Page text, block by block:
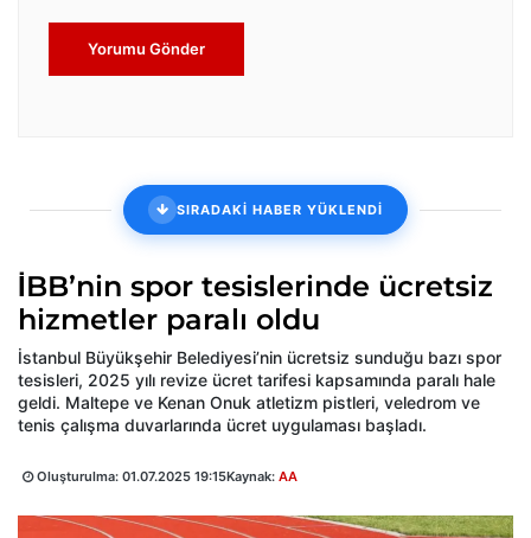
Yorumu Gönder
SIRADAKİ HABER YÜKLENDİ
İBB’nin spor tesislerinde ücretsiz
hizmetler paralı oldu
İstanbul Büyükşehir Belediyesi’nin ücretsiz sunduğu bazı spor
tesisleri, 2025 yılı revize ücret tarifesi kapsamında paralı hale
geldi. Maltepe ve Kenan Onuk atletizm pistleri, veledrom ve
tenis çalışma duvarlarında ücret uygulaması başladı.
Oluşturulma: 01.07.2025 19:15Kaynak: AA